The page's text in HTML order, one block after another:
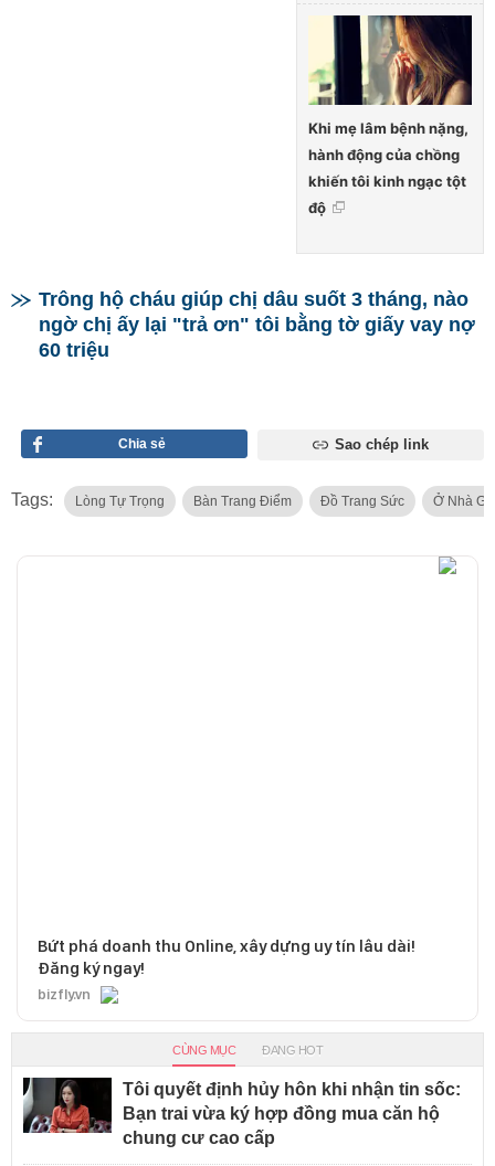
Khi mẹ lâm bệnh nặng,
hành động của chồng
khiến tôi kinh ngạc tột
độ
Trông hộ cháu giúp chị dâu suốt 3 tháng, nào
ngờ chị ấy lại "trả ơn" tôi bằng tờ giấy vay nợ
60 triệu
Chia sẻ Sao chép link
Tags: Lòng Tự Trọng Bàn Trang Điểm Đồ Trang Sức Ở Nhà
Bứt phá doanh thu Online, xây dựng uy tín lâu dài!
Đăng ký ngay!
bizfly.vn
CÙNG MỤC ĐANG HOT
Tôi quyết định hủy hôn khi nhận tin sốc:
Bạn trai vừa ký hợp đồng mua căn hộ
chung cư cao cấp